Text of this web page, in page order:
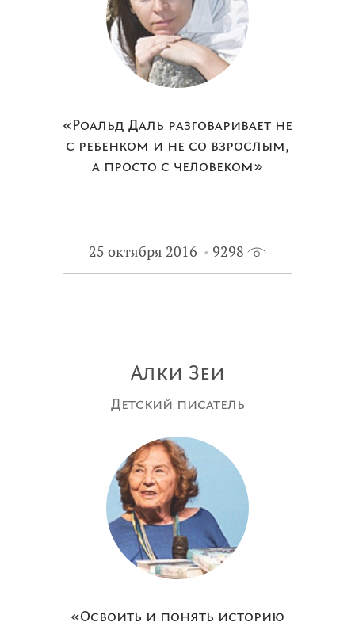
«Роальд Даль разговаривает не
с ребенком и не со взрослым,
а просто с человеком»
25 октября 2016 9298
Алки Зеи
Детский писатель
«Освоить и понять историю